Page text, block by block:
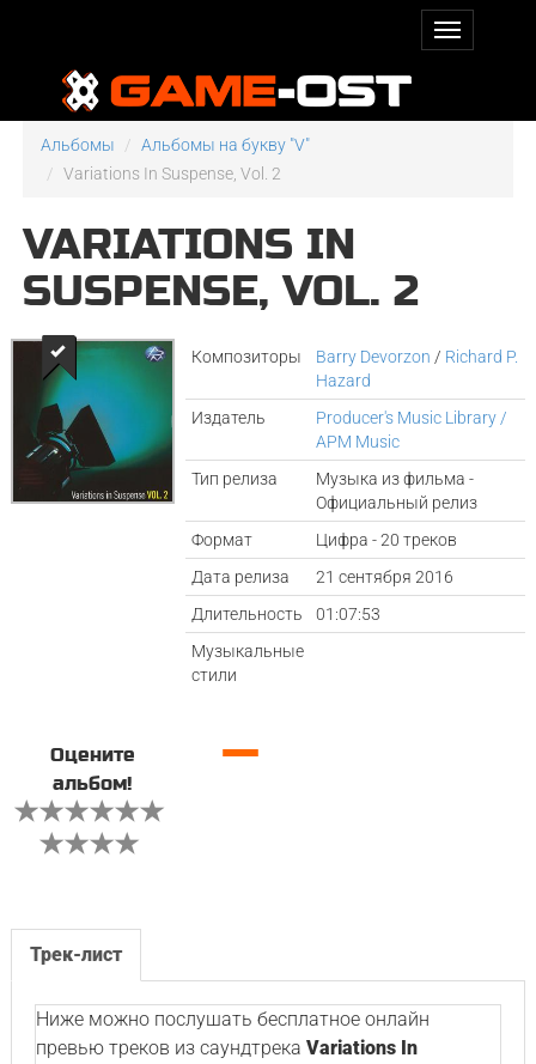
Альбомы
Альбомы на букву "V"
Variations In Suspense, Vol. 2
VARIATIONS IN
SUSPENSE, VOL. 2
Композиторы Barry Devorzon / Richard P.
Hazard
Издатель
Producer's Music Library /
APM Music
Тип релиза
Музыка из фильма -
Официальный релиз
Формат
Цифра - 20 треков
Дата релиза
21 сентября 2016
Длительность
01:07:53
Музыкальные
стили
Оцените
альбом!
—
Трек-лист
Ниже можно послушать бесплатное онлайн
превью треков из саундтрека Variations In